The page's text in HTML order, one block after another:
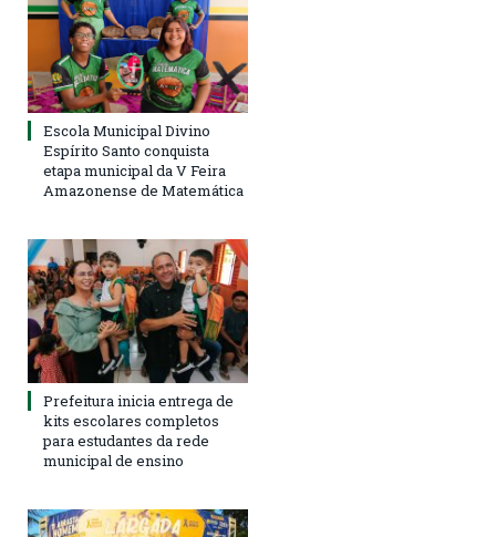
Escola Municipal Divino
Espírito Santo conquista
etapa municipal da V Feira
Amazonense de Matemática
Prefeitura inicia entrega de
kits escolares completos
para estudantes da rede
municipal de ensino